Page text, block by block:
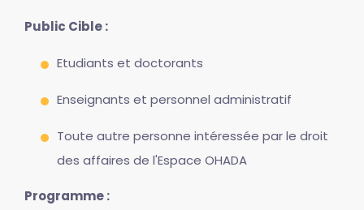
Public Cible :
Etudiants et doctorants
Enseignants et personnel administratif
Toute autre personne intéressée par le droit
des affaires de l'Espace OHADA
Programme :